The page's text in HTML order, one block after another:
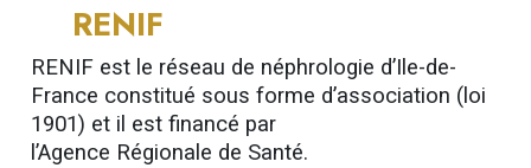
RENIF
RENIF est le réseau de néphrologie d’Ile-de-
France constitué sous forme d’association (loi
1901) et il est financé par
l’Agence Régionale de Santé.